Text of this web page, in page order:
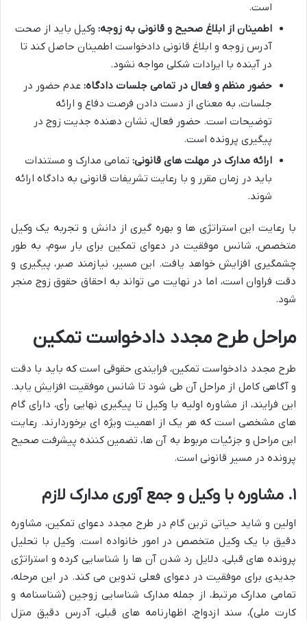
است.
اطمینان از ابلاغ صحیح و قانونی به زوجه: وکیل باید از صحت
آدرس زوجه و ابلاغ قانونی دادخواست اطمینان حاصل کند تا
در آینده با ایرادات شکلی مواجه نشود.
حضور منظم و فعال در تمامی جلسات دادگاه: عدم حضور در
جلسات، به معنای از دست دادن فرصت دفاع و ارائه
توضیحات است. حضور فعال، نشان دهنده جدیت زوج در
پیگیری پرونده است.
ارائه مدارک در مهلت های قانونی: تمامی مدارک و مستندات
باید در زمان مقرر و با رعایت تشریفات قانونی به دادگاه ارائه
شوند.
با رعایت این استراتژی ها و بهره گیری از دانش و تجربه یک وکیل
متخصص، شانس موفقیت در دعوای تمکین برای بار سوم، به طور
چشمگیری افزایش خواهد یافت. این مسیر، نیازمند صبر، پیگیری و
دقت فراوان است، اما در نهایت می تواند به احقاق حقوق زوج منجر
شود.
مراحل طرح مجدد دادخواست تمکین
طرح مجدد دادخواست تمکین، فرایندی حقوقی است که باید با دقت
و آگاهی کامل از مراحل آن طی شود تا شانس موفقیت افزایش یابد.
این فرایند، از مشاوره اولیه با وکیل تا پیگیری نهایی رأی، دارای گام
های مشخصی است که هر یک از اهمیت ویژه ای برخوردارند. رعایت
این مراحل و جزئیات مربوط به آن ها، تضمین کننده پیشرفت صحیح
پرونده در مسیر قانونی است.
۱. مشاوره با وکیل و جمع آوری مدارک لازم
اولین و شاید حیاتی ترین گام در طرح مجدد دعوای تمکین، مشاوره
دقیق با یک وکیل متخصص در امور خانواده است. وکیل با تحلیل
پرونده های قبلی، دلایل رد شدن آن ها را شناسایی کرده و استراتژی
جدیدی برای موفقیت در دعوای فعلی تدوین می کند. در این مرحله،
تمامی مدارک مرتبط، از جمله مدارک شناسایی زوجین (شناسنامه و
کارت ملی)، سند ازدواج، اظهارنامه های قبلی، آدرس دقیق منزل